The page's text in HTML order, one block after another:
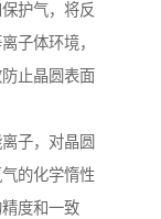
护气，将反
子体环境，
止晶圆表面
子，对晶圆
的化学惰性
度和一致